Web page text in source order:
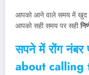
आपको आने वाले समय में
आपको सही समय पर सही
सपने में रोंग नंबर
about calling